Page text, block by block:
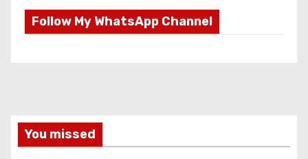
Follow My WhatsApp Channel
You missed